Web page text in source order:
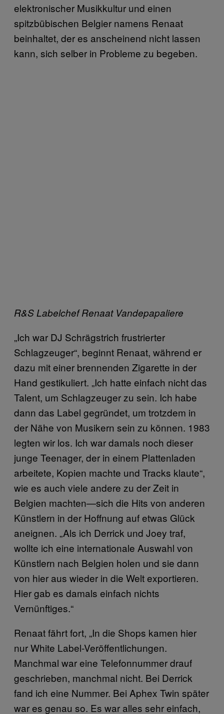
elektronischer Musikkultur und einen
spitzbübischen Belgier namens Renaat
beinhaltet, der es anscheinend nicht lassen
kann, sich selber in Probleme zu begeben.
R&S Labelchef Renaat Vandepapaliere
„Ich war DJ Schrägstrich frustrierter
Schlagzeuger“, beginnt Renaat, während er
dazu mit einer brennenden Zigarette in der
Hand gestikuliert. „Ich hatte einfach nicht das
Talent, um Schlagzeuger zu sein. Ich habe
dann das Label gegründet, um trotzdem in
der Nähe von Musikern sein zu können. 1983
legten wir los. Ich war damals noch dieser
junge Teenager, der in einem Plattenladen
arbeitete, Kopien machte und Tracks klaute“,
wie es auch viele andere zu der Zeit in
Belgien machten—sich die Hits von anderen
Künstlern in der Hoffnung auf etwas Glück
aneignen. „Als ich Derrick und Joey traf,
wollte ich eine internationale Auswahl von
Künstlern nach Belgien holen und sie dann
von hier aus wieder in die Welt exportieren.
Hier gab es damals einfach nichts
Vernünftiges.“
Renaat fährt fort, „In die Shops kamen hier
nur White Label-Veröffentlichungen.
Manchmal war eine Telefonnummer drauf
geschrieben, manchmal nicht. Bei Derrick
fand ich eine Nummer. Bei Aphex Twin später
war es genau so. Es war alles sehr einfach,